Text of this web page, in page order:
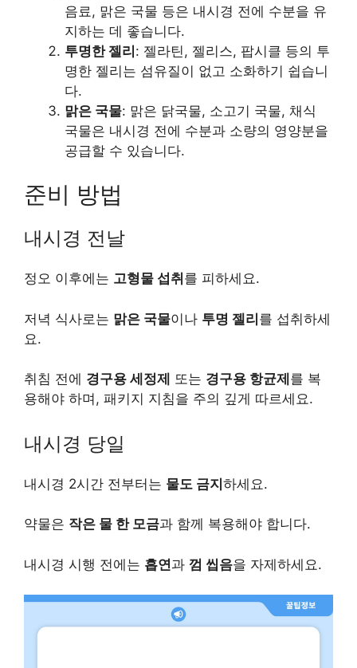
음료, 맑은 국물 등은 내시경 전에 수분을 유
지하는 데 좋습니다.
투명한 젤리: 젤라틴, 젤리스, 팝시클 등의 투
명한 젤리는 섬유질이 없고 소화하기 쉽습니
다.
맑은 국물: 맑은 닭국물, 소고기 국물, 채식
국물은 내시경 전에 수분과 소량의 영양분을
공급할 수 있습니다.
준비 방법
내시경 전날
정오 이후에는 고형물 섭취 를 피하세요.
저녁 식사로는 맑은 국물이나 투명 젤리를 섭취하세
요.
취침 전에 경구용 세정제 또는 경구용 항균제 를 복
용해야 하며, 패키지 지침을 주의 깊게 따르세요.
내시경 당일
내시경 2시간 전부터는 물도 금지하세요.
약물은 작은 물 한 모금과 함께 복용해야 합니다.
내시경 시행 전에는 흡연과 껌 씹음을 자제하세요.